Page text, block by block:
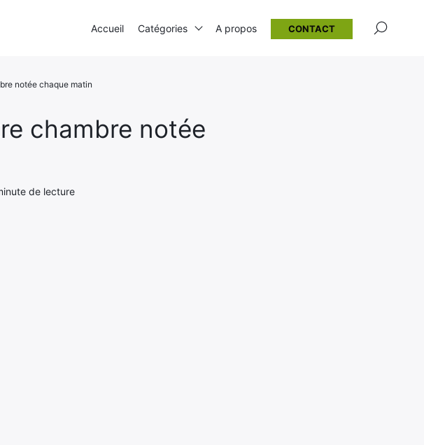
chambre notée
de lecture
notée chaque matin
Accueil Catégories A propos CONTACT